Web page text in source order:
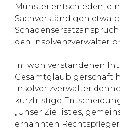
Münster entschieden,
Sachverständigen
den Insolvenzverwalter
Im wohlverstandenen
Gesamtgläubigerschaft
Insolvenzverwalter
kurzfristige
„Unser Ziel ist es,
ernannten